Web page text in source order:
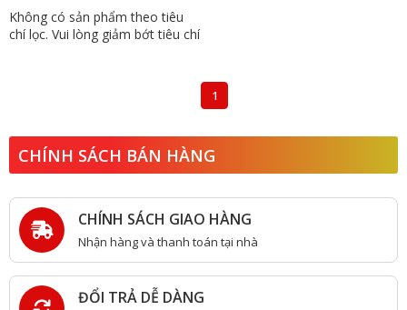
Không có sản phẩm theo tiêu
chí lọc. Vui lòng giảm bớt tiêu chí
1
CHÍNH SÁCH BÁN HÀNG
CHÍNH SÁCH GIAO HÀNG
Nhận hàng và thanh toán tại nhà
ĐỔI TRẢ DỄ DÀNG